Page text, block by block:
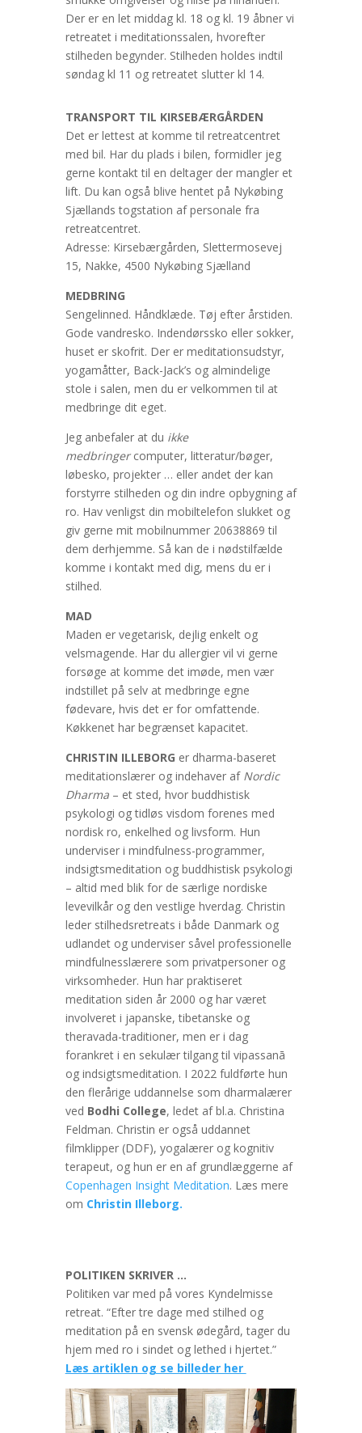
Der er en let middag kl. 18 og kl. 19 åbner vi
retreatet i meditationssalen, hvorefter
stilheden begynder. Stilheden holdes indtil
søndag kl 11 og retreatet slutter kl 14.
TRANSPORT TIL KIRSEBÆRGÅRDEN
Det er lettest at komme til retreatcentret
med bil. Har du plads i bilen, formidler jeg
gerne kontakt til en deltager der mangler et
lift. Du kan også blive hentet på Nykøbing
Sjællands togstation af personale fra
retreatcentret.
Adresse: Kirsebærgården, Slettermosevej
15, Nakke, 4500 Nykøbing Sjælland
MEDBRING
Sengelinned. Håndklæde. Tøj efter årstiden.
Gode vandresko. Indendørssko eller sokker,
huset er skofrit. Der er meditationsudstyr,
yogamåtter, Back-Jack’s og almindelige
stole i salen, men du er velkommen til at
medbringe dit eget.
Jeg anbefaler at du ikke
medbringercomputer, litteratur/bøger,
løbesko, projekter … eller andet der kan
forstyrre stilheden og din indre opbygning af
ro. Hav venligst din mobiltelefon slukket og
giv gerne mit mobilnummer 20638869 til
dem derhjemme. Så kan de i nødstilfælde
komme i kontakt med dig, mens du er i
stilhed.
MAD
Maden er vegetarisk, dejlig enkelt og
velsmagende. Har du allergier vil vi gerne
forsøge at komme det imøde, men vær
indstillet på selv at medbringe egne
fødevare, hvis det er for omfattende.
Køkkenet har begrænset kapacitet.
CHRISTIN ILLEBORG er dharma-baseret
meditationslærer og indehaver af Nordic
Dharma– et sted, hvor buddhistisk
psykologi og tidløs visdom forenes med
nordisk ro, enkelhed og livsform. Hun
underviser i mindfulness-programmer,
indsigtsmeditation og buddhistisk psykologi
– altid med blik for de særlige nordiske
levevilkår og den vestlige hverdag. Christin
leder stilhedsretreats i både Danmark og
udlandet og underviser såvel professionelle
mindfulnesslærere som privatpersoner og
virksomheder. Hun har praktiseret
meditation siden år 2000 og har været
involveret i japanske, tibetanske og
theravada-traditioner, men er i dag
forankret i en sekulær tilgang til vipassanā
og indsigtsmeditation. I 2022 fuldførte hun
den flerårige uddannelse som dharmalærer
ved Bodhi College, ledet af bl.a. Christina
Feldman. Christin er også uddannet
filmklipper (DDF), yogalærer og kognitiv
terapeut, og hun er en af grundlæggerne af
Copenhagen Insight Meditation. Læs mere
om Christin Illeborg.
POLITIKEN SKRIVER …
Politiken var med på vores Kyndelmisse
retreat. “Efter tre dage med stilhed og
meditation på en svensk ødegård, tager du
hjem med ro i sindet og lethed i hjertet.”
Læs artiklen og se billeder her